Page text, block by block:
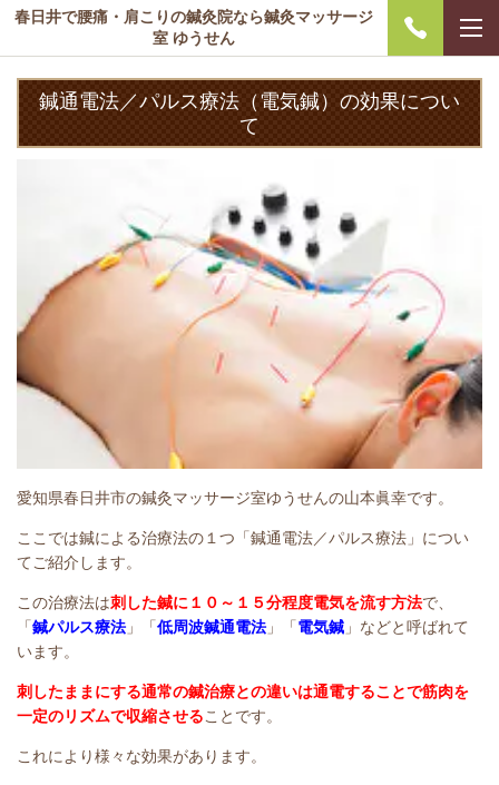
春日井で腰痛・肩こりの鍼灸院なら鍼灸マッサージ
室 ゆうせん
鍼通電法／パルス療法（電気鍼）の効果につい
て
愛知県春日井市の鍼灸マッサージ室ゆうせんの山本眞幸です。
ここでは鍼による治療法の１つ「鍼通電法／パルス療法」につい
てご紹介します。
この治療法は刺した鍼に１０～１５分程度電気を流す方法で、
「鍼パルス療法 」「低周波鍼通電法 」「電気鍼 」などと呼ばれて
います。
刺したままにする通常の鍼治療との違いは通電することで筋肉を
一定のリズムで収縮させることです。
これにより様々な効果があります。